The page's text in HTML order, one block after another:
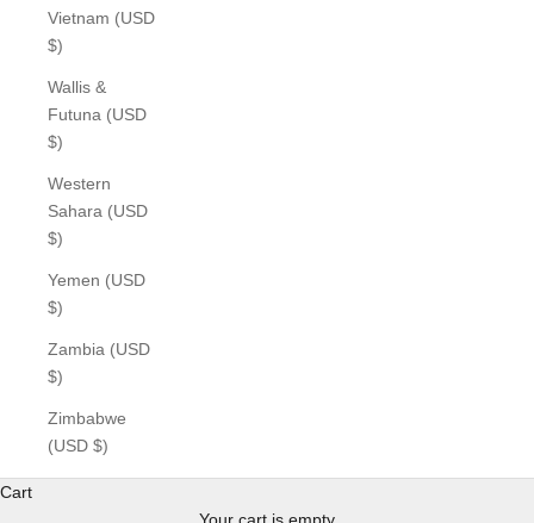
Vietnam (USD
$)
Wallis &
Futuna (USD
$)
Western
Sahara (USD
$)
Yemen (USD
$)
Zambia (USD
$)
Zimbabwe
(USD $)
Cart
Your cart is empty